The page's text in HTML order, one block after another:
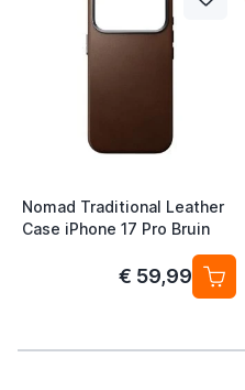
Nomad Traditional Leather
Case iPhone 17 Pro Bruin
€ 59,99